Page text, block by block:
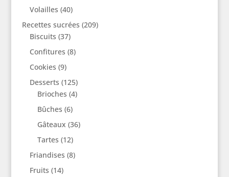
Volailles (40)
Recettes sucrées (209)
Biscuits (37)
Confitures (8)
Cookies (9)
Desserts (125)
Brioches (4)
Bûches (6)
Gâteaux (36)
Tartes (12)
Friandises (8)
Fruits (14)